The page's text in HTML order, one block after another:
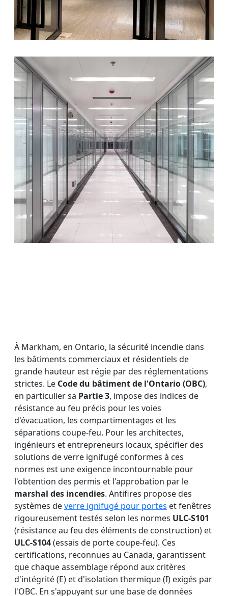
À Markham, en Ontario, la sécurité incendie dans
les bâtiments commerciaux et résidentiels de
grande hauteur est régie par des réglementations
strictes. Le Code du bâtiment de l'Ontario (OBC),
en particulier sa Partie 3, impose des indices de
résistance au feu précis pour les voies
d'évacuation, les compartimentages et les
séparations coupe-feu. Pour les architectes,
ingénieurs et entrepreneurs locaux, spécifier des
solutions de verre ignifugé conformes à ces
normes est une exigence incontournable pour
l'obtention des permis et l'approbation par le
marshal des incendies. Antifires propose des
systèmes deverre ignifugé pour portes et fenêtres
rigoureusement testés selon les normes ULC-S101
(résistance au feu des éléments de construction) et
ULC-S104(essais de porte coupe-feu). Ces
certifications, reconnues au Canada, garantissent
que chaque assemblage répond aux critères
d'intégrité (E) et d'isolation thermique (I) exigés par
l'OBC. En s'appuyant sur une base de données